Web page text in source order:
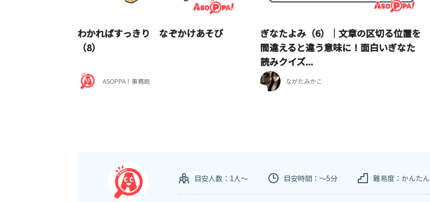
わかればすっきり なぞかけあそび
（8）
ASOPPA！事務局
ぎなたよみ（6）｜文章の区切る位置を
間違えると違う意味に！面白いぎなた
読みクイズ...
ながたみかこ
目安人数：1人～ 目安時間：～5分 難易度：かんたん